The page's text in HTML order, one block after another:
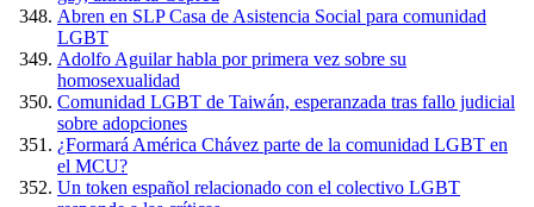
Abren en SLP Casa de Asistencia Social para comunidad
LGBT
Adolfo Aguilar habla por primera vez sobre su
homosexualidad
Comunidad LGBT de Taiwán, esperanzada tras fallo judicial
sobre adopciones
¿Formará América Chávez parte de la comunidad LGBT en
el MCU?
Un token español relacionado con el colectivo LGBT